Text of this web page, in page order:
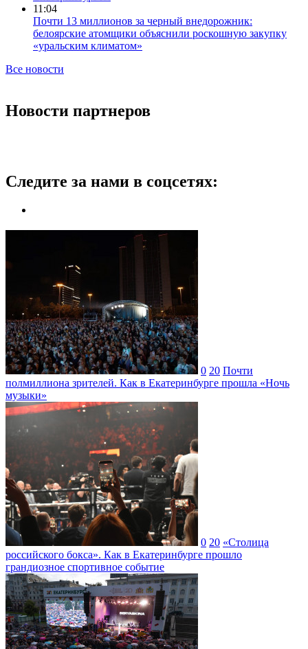
11:04
Почти 13 миллионов за черный внедорожник:
белоярские атомщики объяснили роскошную закупку
«уральским климатом»
Все новости
Новости партнеров
Следите за нами в соцсетях:
0 20 Почти
полмиллиона зрителей. Как в Екатеринбурге прошла «Ночь
музыки»
0 20 «Столица
российского бокса». Как в Екатеринбурге прошло
грандиозное спортивное событие